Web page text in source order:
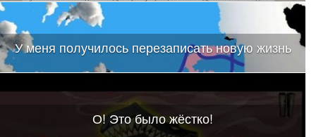
У меня получилось перезаписать новую жизнь
О! Это было жёстко!